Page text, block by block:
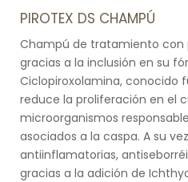
PIROTEX DS CHAMPÚ
Champú de tratamiento con
gracias a la inclusión en su
Ciclopiroxolamina, conocido
reduce la proliferación en el
microorganismos
asociados a la caspa. A su
antiinflamatorias,
gracias a la adición de